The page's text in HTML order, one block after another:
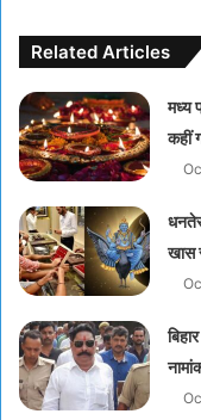
Related Articles
मध्य
कहीं
खास